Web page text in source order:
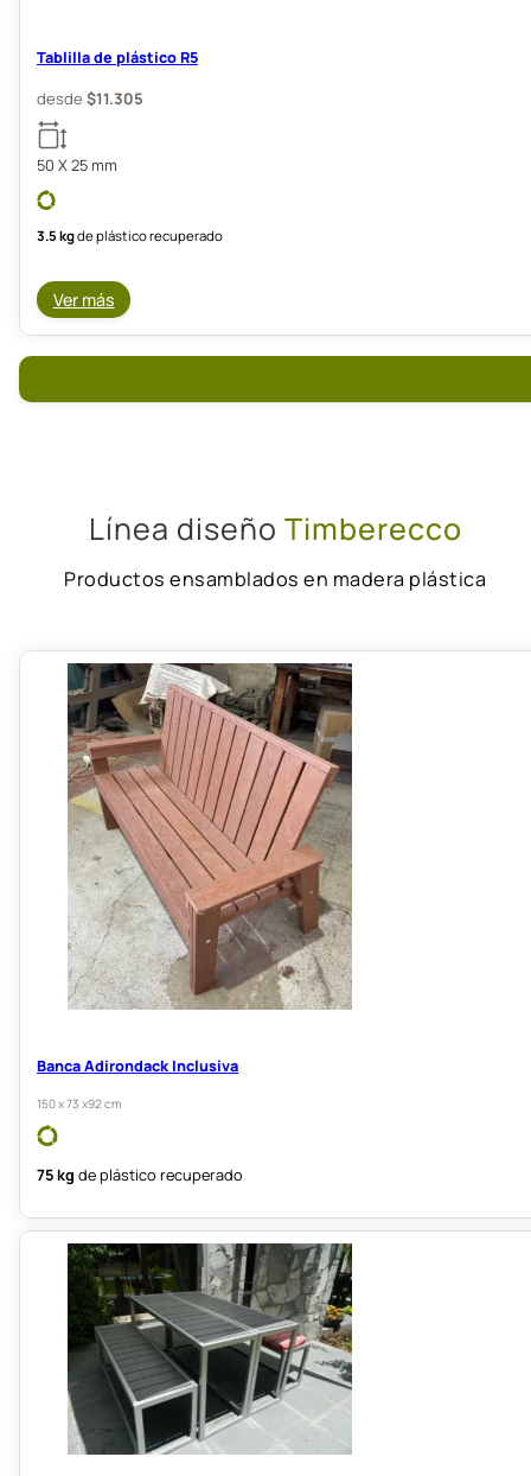
Tablilla de plástico R5
desde$11.305
50 X 25 mm
3.5 kgde plástico recuperado
Ver más
Línea diseño Timberecco
Productos ensamblados en madera plástica
Banca Adirondack Inclusiva
150 x 73 x92 cm
75 kg de plástico recuperado